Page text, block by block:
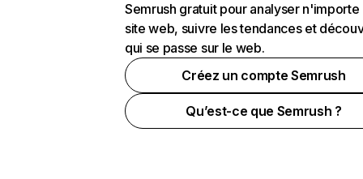
Semrush gratuit pour analyser n'importe
site web, suivre les tendances et
qui se passe sur le web.
Créez un compte Semrush
Qu’est-ce que Semrush ?